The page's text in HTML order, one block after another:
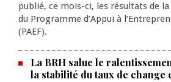
publié, ce mois-ci, les résultats de
du Programme d’Appui à
(PAEF).
La BRH salue le
la stabilité du taux de change